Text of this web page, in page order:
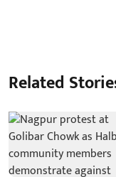
Related